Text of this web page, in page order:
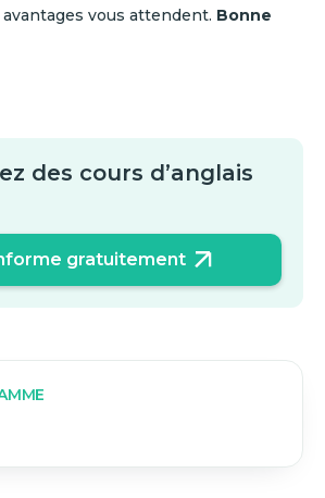
vous attendent. Bonne
des cours d’anglais
gratuitement